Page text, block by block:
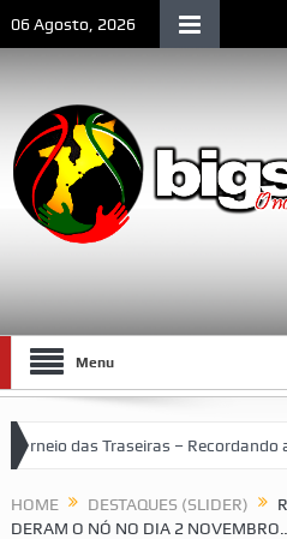
06 Agosto, 2026
Menu
– Recordando a homenagem
HOME DESTAQUES (SLIDER)
DERAM O NÓ NO DIA 2 NOVEMBRO…